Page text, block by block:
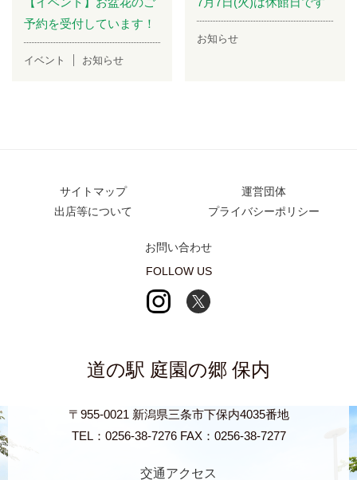
予約を受付しています！
イベント お知らせ
お知らせ
サイトマップ
運営団体
出店等について
プライバシーポリシー
お問い合わせ
FOLLOW US
道の駅 庭園の郷 保内
〒955-0021 新潟県三条市下保内4035番地
TEL：0256-38-7276 FAX：0256-38-7277
交通アクセス